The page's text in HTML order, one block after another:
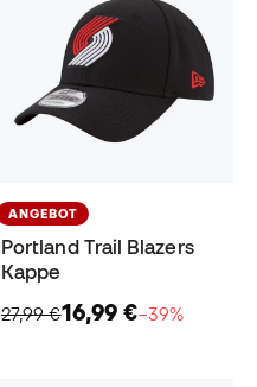
ANGEBOT
Portland Trail Blazers
Kappe
27,99 €16,99 €−39%